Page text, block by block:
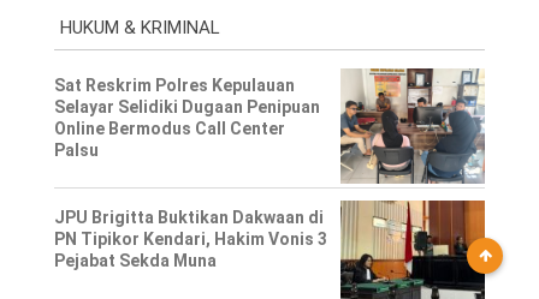
HUKUM & KRIMINAL
Sat Reskrim Polres Kepulauan
Selayar Selidiki Dugaan Penipuan
Online Bermodus Call Center
Palsu
JPU Brigitta Buktikan Dakwaan di
PN Tipikor Kendari, Hakim Vonis 3
Pejabat Sekda Muna